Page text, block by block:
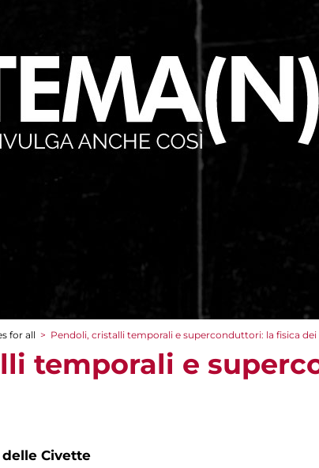
for all > Pendoli, cristalli temporali e superconduttori: la fisica
temporali e
delle Civette